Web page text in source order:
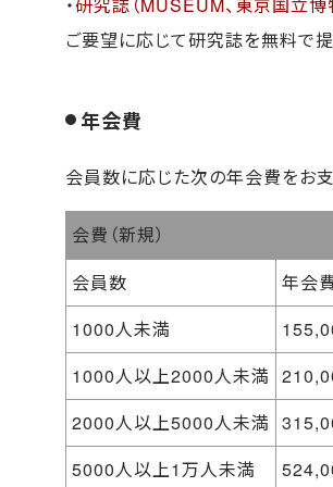
ご要望に応じて研究誌を無料で
年会費
会員数に応じた次の年会費をお支
会費（新規）
会員数
年会
1000人未満
1000人以上2000人未満
2000人以上5000人未満
5000人以上1万人未満